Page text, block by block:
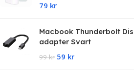
79 kr
Macbook Thunderbolt
adapter Svart
99kr 59 kr